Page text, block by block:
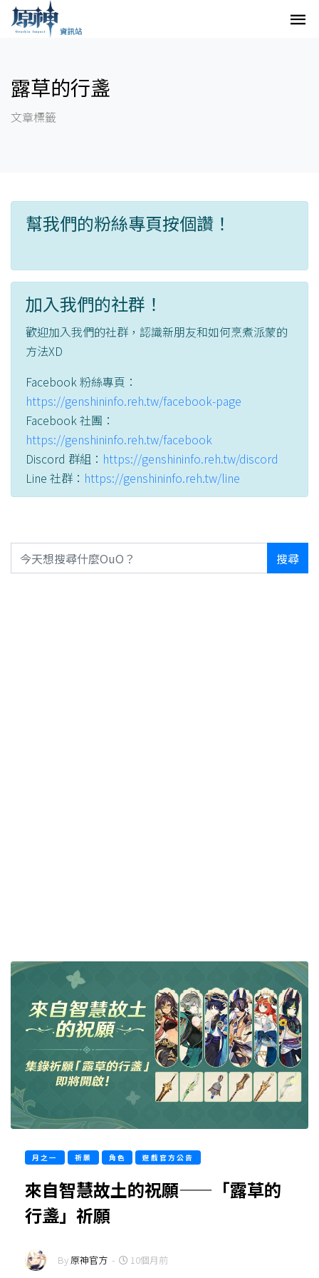
露草的行盞
文章標籤
幫我們的粉絲專頁按個讚！
加入我們的社群！
歡迎加入我們的社群，認識新朋友和如何烹煮派蒙的
方法XD
Facebook 粉絲專頁：
https://genshininfo.reh.tw/facebook-page
Facebook 社團：
https://genshininfo.reh.tw/facebook
Discord 群組： https://genshininfo.reh.tw/discord
Line 社群： https://genshininfo.reh.tw/line
搜尋
月之一 祈願 角色 遊戲官方公告
來自智慧故土的祝願——「露草的
行盞」祈願
By原神官方 - 10個月前